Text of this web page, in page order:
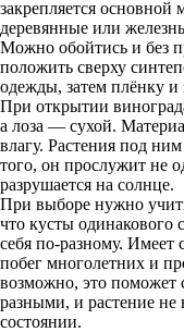
закрепляется
деревянные или
Можно обойтись и без
положить сверху
одежды, затем плёнку и
При открытии
а лоза — сухой.
влагу. Растения под
того, он прослужит не
разрушается на солнце.
При выборе нужно
что кусты одинакового
себя по-разному. Имеет
побег многолетних и
возможно, это поможет
разными, и растение не
состоянии.